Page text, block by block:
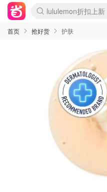
lululemon折扣上新
Sasa美妆护肤3.5折
SSENSE年中2.5折
FreshBeauty好价汇
Cettire降价+叠9折
WWS Coles超市实拍
viagogo二手票捡漏
Myer超级周末
The Outnet奢牌1折
David Jones 3折起
Flannels大牌1折
Perfumes Club护肤
AMIRO面罩$251
Amazon折扣汇总
eToro入金$200送
Amazon数码好物
ICONIC本周7.5折
ThedoubleF高奢地
Moose Knuckles 6折
丝芙兰5折起
EUFY摄像头$98
Selenichast首饰2折
Trip机票酒店促销
YSL送5件彩妆礼
Amazon家居好物
Amazon美妆护肤
雅漾大喷$8
过敏原检测盒$33
伊索独家赠50ml沐
科颜氏高保湿面霜
SEALIFE海洋馆门
丝塔芙大白罐$16
订阅Newsletter送香
Cult Beauty 6.8折
Harrods圣诞日历
LN-CC奢牌私促3折
d'Alba空姐喷雾$16
EVE LOM套装£56
Bernardelli独家4折
Adore Beauty 6折起
CT圣诞日历
Mytheresa奢品2.7折
Luxury Escapes 9折
Currentbody美容仪
MOON Garden Live
Roborock扫地机
Tingo Life水杯$24
Valentino官网5折
CR洗护套装$23
修丽可4件套$159
Myer彩妆2件7折
GANNI官网4.5折
Stylevana韩妆4折
Tessabit高奢8.5折
OGX洗发水$11
Amazon阿德莱德次
卡诗8.5折+赠礼
Philips Hue灯具8折
首页 抢好货 护肤